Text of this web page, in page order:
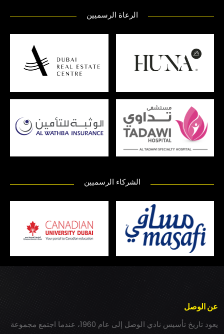
الرعاة الرسميين
الشركاء الرسميين
عن الوصل
يعود تاريخ تأسيس نادي الوصل إلى عام 1960، عندما اجتمع مجموعة